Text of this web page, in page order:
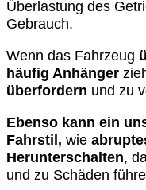
Überlastung des
Gebrauch.
Wenn das Fahrzeug
häufig Anhänger
überfordern und zu
Ebenso kann ein
Fahrstil, wie
Herunterschalten,
und zu Schäden